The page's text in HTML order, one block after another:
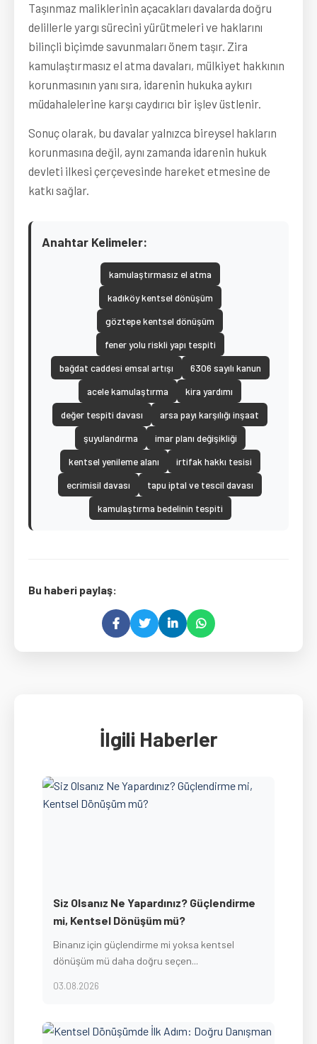
Taşınmaz maliklerinin açacakları davalarda doğru
delillerle yargı sürecini yürütmeleri ve haklarını
bilinçli biçimde savunmaları önem taşır. Zira
kamulaştırmasız el atma davaları, mülkiyet hakkının
korunmasının yanı sıra, idarenin hukuka aykırı
müdahalelerine karşı caydırıcı bir işlev üstlenir.
Sonuç olarak, bu davalar yalnızca bireysel hakların
korunmasına değil, aynı zamanda idarenin hukuk
devleti ilkesi çerçevesinde hareket etmesine de
katkı sağlar.
Anahtar Kelimeler:
kamulaştırmasız el atma
kadıköy kentsel dönüşüm
göztepe kentsel dönüşüm
fener yolu riskli yapı tespiti
bağdat caddesi emsal artışı
6306 sayılı kanun
acele kamulaştırma
kira yardımı
değer tespiti davası
arsa payı karşılığı inşaat
şuyulandırma
imar planı değişikliği
kentsel yenileme alanı
irtifak hakkı tesisi
ecrimisil davası
tapu iptal ve tescil davası
kamulaştırma bedelinin tespiti
Bu haberi paylaş:
İlgili Haberler
Siz Olsanız Ne Yapardınız? Güçlendirme
mi, Kentsel Dönüşüm mü?
Binanız için güçlendirme mi yoksa kentsel
dönüşüm mü daha doğru seçen...
03.08.2026